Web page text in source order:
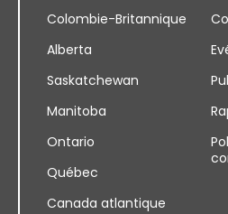
Colombie-Britannique
Alberta
Saskatchewan
Manitoba
Ontario
Québec
Canada atlantique